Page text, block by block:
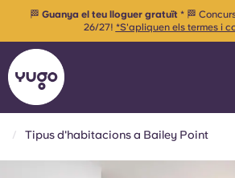
🏁 Guanya el teu lloguer gratuït * 🏁
26/27! *S'apliquen els termes i
Tipus d'habitacions a Bailey Point